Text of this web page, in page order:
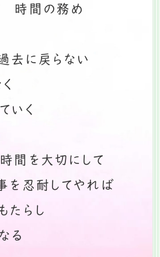
時間の務め
去に戻らない
いく
間を大切にして
を忍耐してやれば
たらし
る